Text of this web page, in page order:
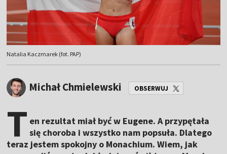
Natalia Kaczmarek (fot. PAP)
Michał Chmielewski OBSERWUJ
T en rezultat miał być w Eugene. A przypętała
się choroba i wszystko nam popsuła. Dlatego
teraz jestem spokojny o Monachium. Wiem, jak